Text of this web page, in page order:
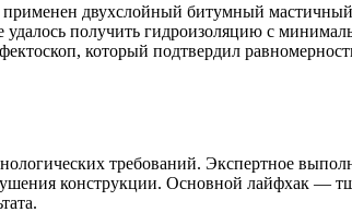
применен двухслойный битумный
удалось получить гидроизоляцию с
который подтвердил
требований. Экспертное
конструкции. Основной лайфхак —